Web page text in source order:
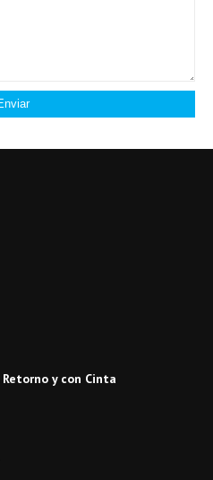
y con Cinta